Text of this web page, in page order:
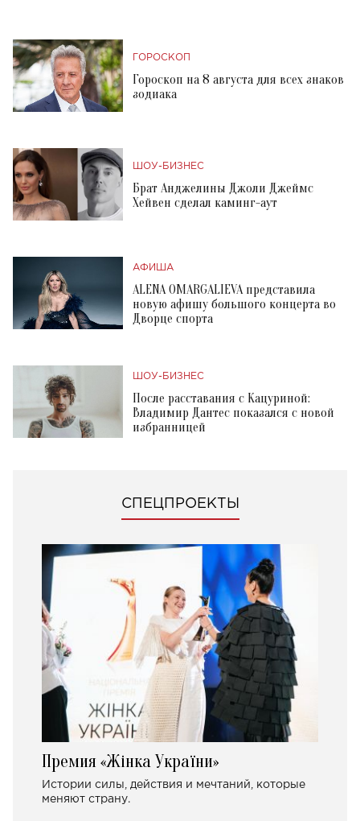
ГОРОСКОП
Гороскоп на 8 августа для всех знаков
зодиака
ШОУ-БИЗНЕС
Брат Анджелины Джоли Джеймс
Хейвен сделал каминг-аут
АФИША
ALENA OMARGALIEVA представила
новую афишу большого концерта во
Дворце спорта
ШОУ-БИЗНЕС
После расставания с Кацуриной:
Владимир Дантес показался с новой
избранницей
СПЕЦПРОЕКТЫ
Премия «Жінка України»
Истории силы, действия и мечтаний, которые
меняют страну.